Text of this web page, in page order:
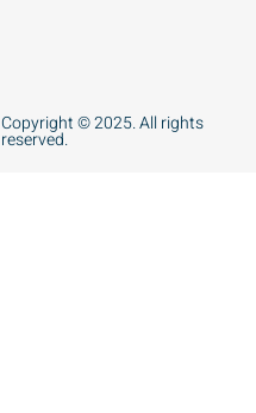
Copyright © 2025. All rights
reserved.